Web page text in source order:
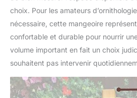
choix. Pour les amateurs
nécessaire, cette mangeoire
confortable et durable pour nourrir
volume important en fait un choix
souhaitent pas intervenir